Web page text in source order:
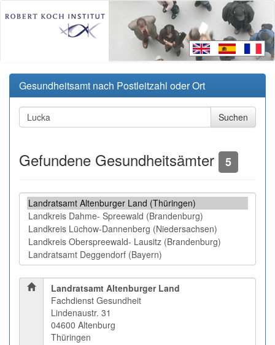
Gesundheitsamt nach Postleitzahl oder Ort
Gefundene Gesundheitsämter 5
Landratsamt Altenburger Land
Fachdienst Gesundheit
Lindenaustr. 31
04600 Altenburg
Thüringen